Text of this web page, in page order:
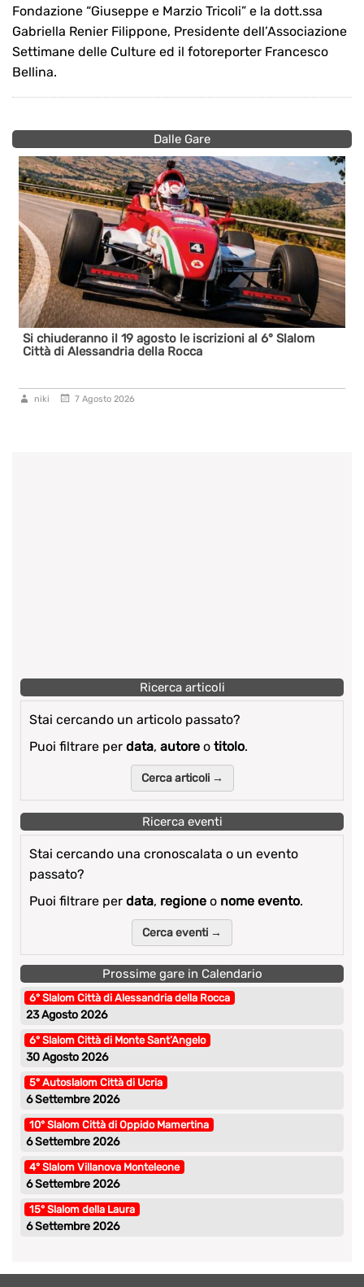
Fondazione “Giuseppe e Marzio Tricoli” e la dott.ssa
Gabriella Renier Filippone, Presidente dell’Associazione
Settimane delle Culture ed il fotoreporter Francesco
Bellina.
Dalle Gare
Si chiuderanno il 19 agosto le iscrizioni al 6° Slalom
Città di Alessandria della Rocca
niki 7 Agosto 2026
Ricerca articoli
Stai cercando un articolo passato?
Puoi filtrare per data, autore o titolo.
Cerca articoli →
Ricerca eventi
Stai cercando una cronoscalata o un evento
passato?
Puoi filtrare per data, regione o nome evento.
Cerca eventi →
Prossime gare in Calendario
6° Slalom Città di Alessandria della Rocca
23 Agosto 2026
6° Slalom Città di Monte Sant’Angelo
30 Agosto 2026
5° Autoslalom Città di Ucria
6 Settembre 2026
10° Slalom Città di Oppido Mamertina
6 Settembre 2026
4° Slalom Villanova Monteleone
6 Settembre 2026
15° Slalom della Laura
6 Settembre 2026